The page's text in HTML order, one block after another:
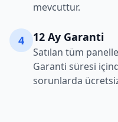
mevcuttur.
4 12 Ay Garanti
Satılan tüm
Garanti süresi
sorunlarda